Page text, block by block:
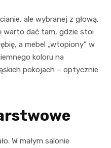
ale wybranej z głową.
warto dać tam, gdzie stoi
a mebel „wtopiony” w
koloru na
pokojach – optycznie
W małym salonie